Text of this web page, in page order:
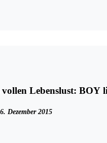
Lebenslust: BOY
Dezember 2015